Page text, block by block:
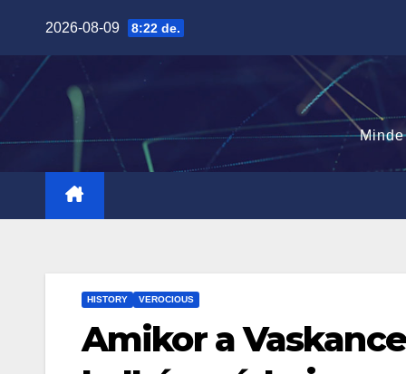
content
2026-08-09 8:22 de.
HISTORY VEROCIOUS
Amikor a